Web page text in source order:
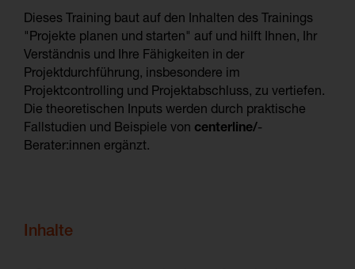
Dieses Training baut auf den Inhalten des Trainings
"Projekte planen und starten" auf und hilft Ihnen, Ihr
Verständnis und Ihre Fähigkeiten in der
Projektdurchführung, insbesondere im
Projektcontrolling und Projektabschluss, zu vertiefen.
Die theoretischen Inputs werden durch praktische
Fallstudien und Beispiele von centerline/-
Berater:innen ergänzt.
Inhalte